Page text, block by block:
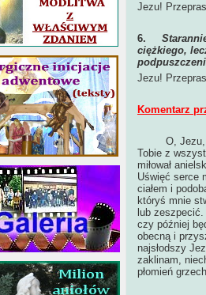
Jezu!
6.
ciężkiego,
Jezu!
Komentarz
O,
Tobie z
miłował
Uświęć serce
ciałem i
któryś mnie
lub
czy później
obecną i
najsłodszy
zaklinam,
płomień